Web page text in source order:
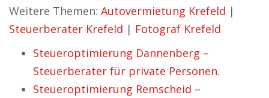
Weitere Themen: Autovermietung Krefeld |
Steuerberater Krefeld | Fotograf Krefeld
Steueroptimierung Dannenberg –
Steuerberater für private Personen.
Steueroptimierung Remscheid –